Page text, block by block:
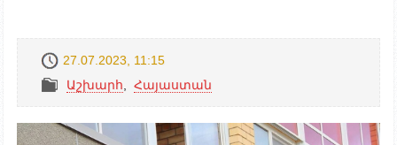
27.07.2023, 11:15
Աշխարհ
Հայաստան